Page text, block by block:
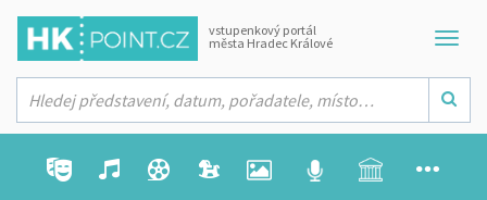
vstupenkový portál
města Hradec Králové